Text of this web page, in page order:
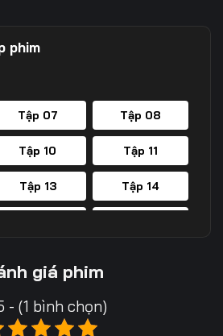
phim
Tập 07 Tập 08
Tập 10 Tập 11
Tập 13 Tập 14
Tập 25
giá phim
- (1 bình chọn)